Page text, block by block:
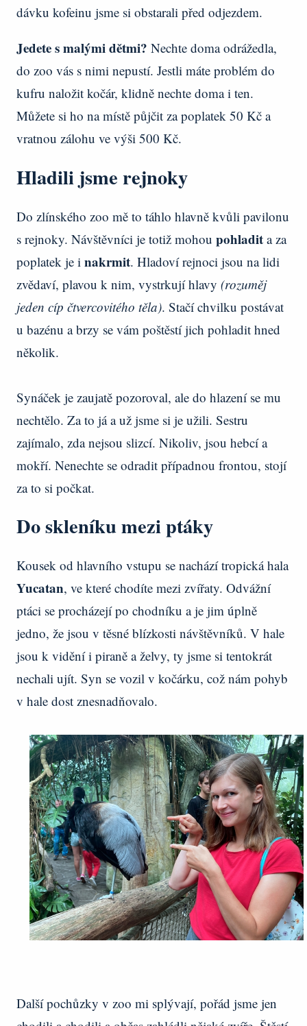
dávku kofeinu jsme si obstarali před odjezdem.
Jedete s malými dětmi? Nechte doma odrážedla,
do zoo vás s nimi nepustí. Jestli máte problém do
kufru naložit kočár, klidně nechte doma i ten.
Můžete si ho na místě půjčit za poplatek 50 Kč a
vratnou zálohu ve výši 500 Kč.
Hladili jsme rejnoky
Do zlínského zoo mě to táhlo hlavně kvůli pavilonu
s rejnoky. Návštěvníci je totiž mohou pohladit a za
poplatek je i nakrmit. Hladoví rejnoci jsou na lidi
zvědaví, plavou k nim, vystrkují hlavy (rozuměj
jeden cíp čtvercovitého těla). Stačí chvilku postávat
u bazénu a brzy se vám poštěstí jich pohladit hned
několik.
Synáček je zaujatě pozoroval, ale do hlazení se mu
nechtělo. Za to já a už jsme si je užili. Sestru
zajímalo, zda nejsou slizcí. Nikoliv, jsou hebcí a
mokří. Nenechte se odradit případnou frontou, stojí
za to si počkat.
Do skleníku mezi ptáky
Kousek od hlavního vstupu se nachází tropická hala
Yucatan, ve které chodíte mezi zvířaty. Odvážní
ptáci se procházejí po chodníku a je jim úplně
jedno, že jsou v těsné blízkosti návštěvníků. V hale
jsou k vidění i piraně a želvy, ty jsme si tentokrát
nechali ujít. Syn se vozil v kočárku, což nám pohyb
v hale dost znesnadňovalo.
Další pochůzky v zoo mi splývají, pořád jsme jen